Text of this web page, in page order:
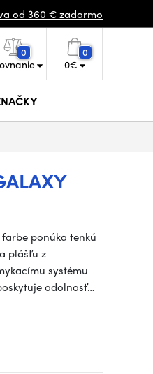
od 360 € zadarmo
0 0
0€
ponúka tenkú
plášťu z
systému
odolnosť…